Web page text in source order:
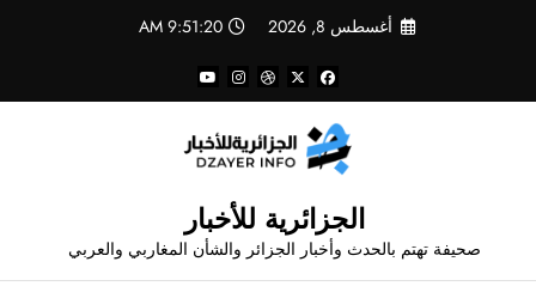
أغسطس 8, 2026 9:51:20 AM
الجزائرية للأخبار
صحيفة تهتم بالحدث وأخبار الجزائر والشأن المغاربي والعربي